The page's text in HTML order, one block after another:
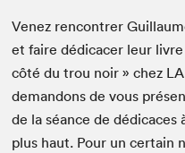
Venez ren­con­tr­er
et faire dédi­cac­er leur
côté du trou noir » chez LA
deman­dons de vous
de la séance de dédi­caces
plus haut. Pour un cer­tain